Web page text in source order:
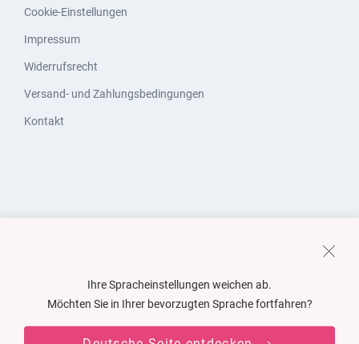
Cookie-Einstellungen
Impressum
Widerrufsrecht
Versand- und Zahlungsbedingungen
Kontakt
Ihre Spracheinstellungen weichen ab.
Möchten Sie in Ihrer bevorzugten Sprache fortfahren?